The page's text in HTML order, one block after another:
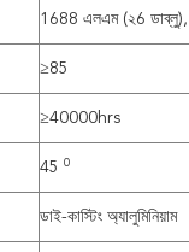
1688 এলএম (২6
≥85
≥40000hrs
45 0
ডাই-কাস্টিং অ্যালুমিনিয়াম